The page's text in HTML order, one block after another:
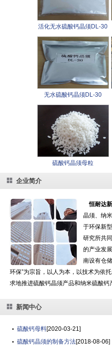
活化无水硫酸钙晶须DL-30
无水硫酸钙晶须DL-30
硫酸钙晶须母粒
企业简介
恒耐达
晶须、纳
于环保新
研究所共
的产业发
南设有仓
环保”为宗旨，以人为本，以技术为依
求地推进硫酸钙晶须产品和纳米硫酸钙
新闻中心
[2020-03-21]
硫酸钙母料
[2018-08-06]
硫酸钙晶须的制备方法